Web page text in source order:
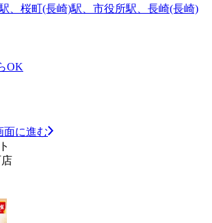
、桜町(長崎)駅、市役所駅、長崎(長崎)
OK
面に進む